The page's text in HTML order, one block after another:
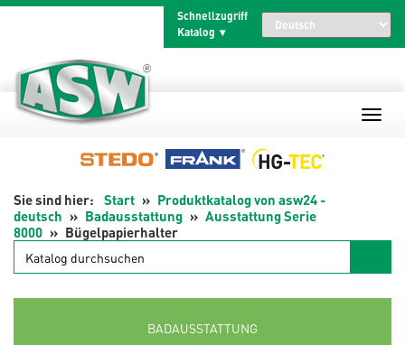
Schnellzugriff
Katalog
Start
Produktkatalog von asw24 -
deutsch
Badausstattung
Ausstattung Serie
8000
Bügelpapierhalter
Katalog
durchsuchen
BADAUSSTATTUNG